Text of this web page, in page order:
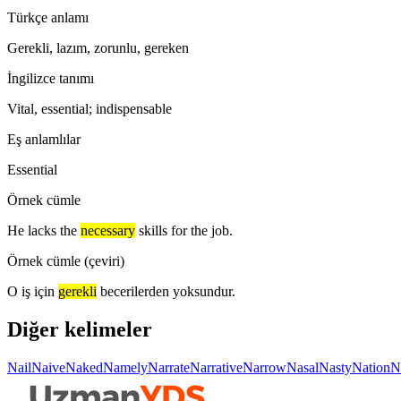
Türkçe anlamı
Gerekli, lazım, zorunlu, gereken
İngilizce tanımı
Vital, essential; indispensable
Eş anlamlılar
Essential
Örnek cümle
He lacks the necessary skills for the job.
Örnek cümle (çeviri)
O iş için gerekli becerilerden yoksundur.
Diğer kelimeler
NailNaiveNakedNamelyNarrateNarrativeNarrowNasalNastyNation